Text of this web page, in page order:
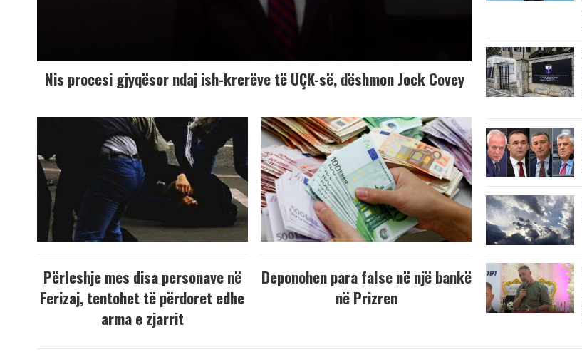
Nis procesi gjyqësor ndaj ish-krerëve të UÇK-së, dëshmon Jock Covey
Përleshje mes disa personave në
Ferizaj, tentohet të përdoret edhe
arma e zjarrit
Deponohen para false në një bankë
në Prizren